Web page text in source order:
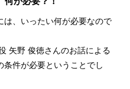
は、いったい何が必要なので
矢野 俊徳さんのお話による
条件が必要ということでし